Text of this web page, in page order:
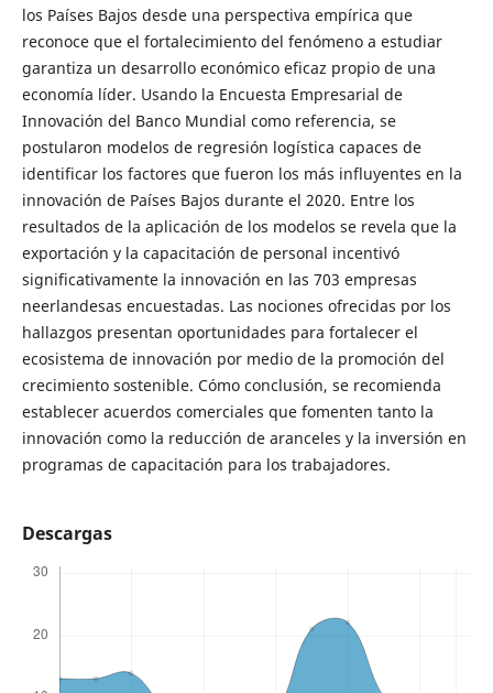
los Países Bajos desde una perspectiva empírica que
reconoce que el fortalecimiento del fenómeno a estudiar
garantiza un desarrollo económico eficaz propio de una
economía líder. Usando la Encuesta Empresarial de
Innovación del Banco Mundial como referencia, se
postularon modelos de regresión logística capaces de
identificar los factores que fueron los más influyentes en la
innovación de Países Bajos durante el 2020. Entre los
resultados de la aplicación de los modelos se revela que la
exportación y la capacitación de personal incentivó
significativamente la innovación en las 703 empresas
neerlandesas encuestadas. Las nociones ofrecidas por los
hallazgos presentan oportunidades para fortalecer el
ecosistema de innovación por medio de la promoción del
crecimiento sostenible. Cómo conclusión, se recomienda
establecer acuerdos comerciales que fomenten tanto la
innovación como la reducción de aranceles y la inversión en
programas de capacitación para los trabajadores.
Descargas